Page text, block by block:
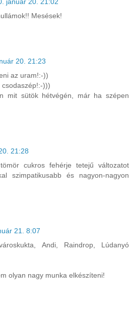
Mesések!
20. 21:23
az uram!:-))
)))
mit sütök hétvégén, már ha szépen
21:28
cukros fehérje tetejű változatot
szimpatikusabb és nagyon-nagyon
21. 8:07
Andi, Raindrop, Lúdanyó
olyan nagy munka elkészíteni!